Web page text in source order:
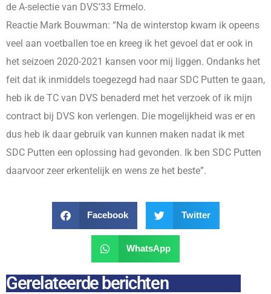
de A-selectie van DVS’33 Ermelo.
Reactie Mark Bouwman: “Na de winterstop kwam ik opeens
veel aan voetballen toe en kreeg ik het gevoel dat er ook in
het seizoen 2020-2021 kansen voor mij liggen. Ondanks het
feit dat ik inmiddels toegezegd had naar SDC Putten te gaan,
heb ik de TC van DVS benaderd met het verzoek of ik mijn
contract bij DVS kon verlengen. Die mogelijkheid was er en
dus heb ik daar gebruik van kunnen maken nadat ik met
SDC Putten een oplossing had gevonden. Ik ben SDC Putten
daarvoor zeer erkentelijk en wens ze het beste”.
Facebook Twitter
WhatsApp
Gerelateerde berichten